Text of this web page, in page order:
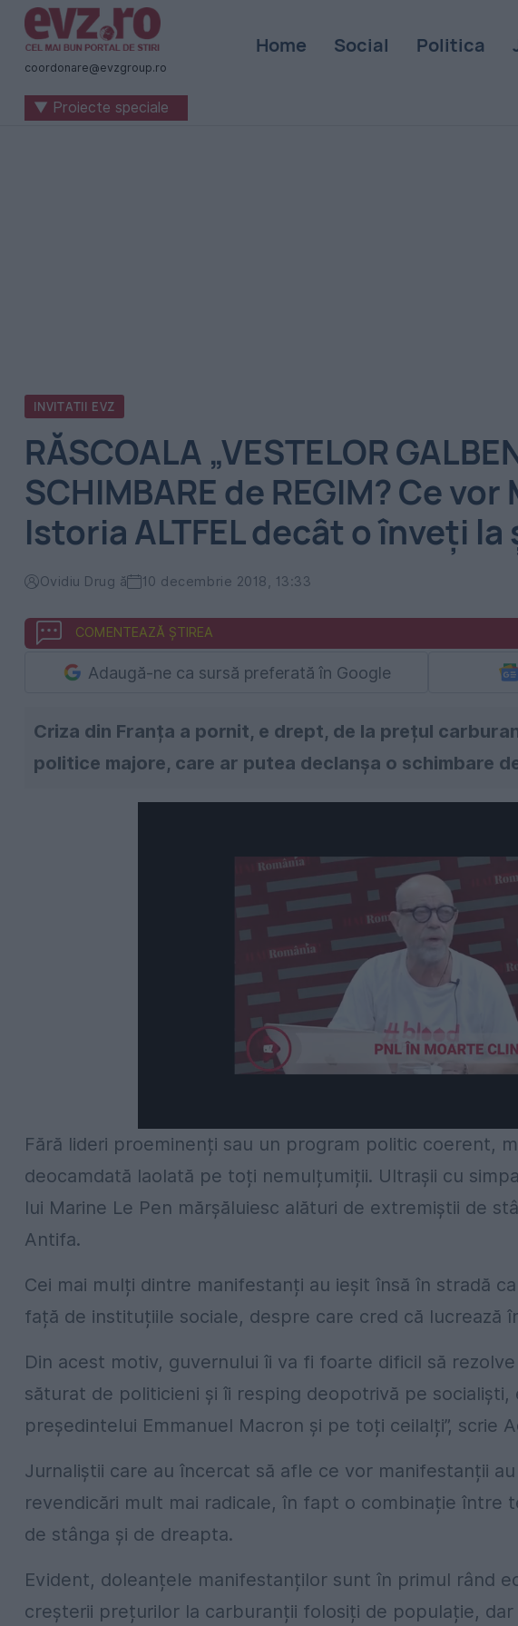
Știri
naționale
internaționale
coordonare@evzgroup.ro
Home Social Politica
▼ Proiecte speciale
INVITATII EVZ
RĂSCOALA „VESTELOR
SCHIMBARE de REGIM? Ce vor
Istoria ALTFEL decât o înveți la
Ovidiu Drug ă 10 decembrie 2018, 13:33
COMENTEAZĂ ȘTIREA
Adaugă-ne ca sursă preferată în Google
Criza din Franța a pornit, e drept, de la prețul
politice majore, care ar putea declanșa o schimbare
Fără lideri proeminenți sau un program politic coerent,
deocamdată laolată pe toți nemulțumiții. Ultrașii cu
lui Marine Le Pen mărșăluiesc alături de extremiștii de
Antifa.
Cei mai mulți dintre manifestanți au ieșit însă în stradă
față de instituțiile sociale, despre care cred că lucrează
Din acest motiv, guvernului îi va fi foarte dificil să
săturat de politicieni și îi resping deopotrivă pe
președintelui Emmanuel Macron și pe toți ceilalți”, scrie
Jurnaliștii care au încercat să afle ce vor manifestanții
revendicări mult mai radicale, în fapt o combinație între
de stânga și de dreapta.
Evident, doleanțele manifestanților sunt în primul rând
creșterii prețurilor la carburanții folosiți de populație,